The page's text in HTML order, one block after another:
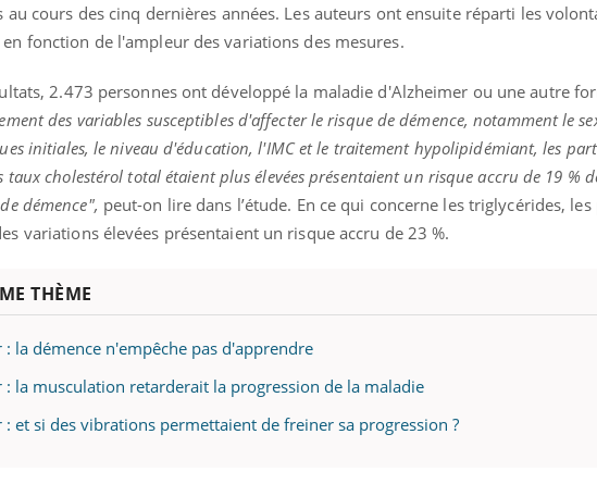
cours des cinq dernières années. Les auteurs ont ensuite réparti les
en fonction de l'ampleur des variations des mesures.
2.473 personnes ont développé la maladie d'Alzheimer ou une autre
des variables susceptibles d'affecter le risque de démence, notamment le
initiales, le niveau d'éducation, l'IMC et le traitement hypolipidémiant, les
cholestérol total étaient plus élevées présentaient un risque accru de 19 %
démence", peut-on lire dans l’étude. En ce qui concerne les triglycérides,
variations élevées présentaient un risque accru de 23 %.
THÈME
: la démence n'empêche pas d'apprendre
: la musculation retarderait la progression de la maladie
: et si des vibrations permettaient de freiner sa progression ?